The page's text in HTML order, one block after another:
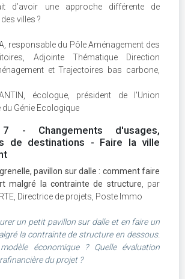
d’avoir une approche différente de
villes ?
responsable du Pôle Aménagement des
Adjointe Thématique Direction
et Trajectoires bas carbone,
écologue, président de l'Union
Génie Ecologique
- Changements d'usages,
de destinations - Faire la ville
pavillon sur dalle : comment faire
malgré la contrainte de structure , par
Directrice de projets, Poste Immo
un petit pavillon sur dalle et en faire un
la contrainte de structure en dessous.
économique ? Quelle évaluation
du projet ?